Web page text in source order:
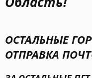
ОСТАЛЬНЫЕ
ОТПРАВКА